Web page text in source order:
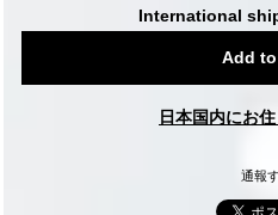
International
Add
日本国内にお
通報